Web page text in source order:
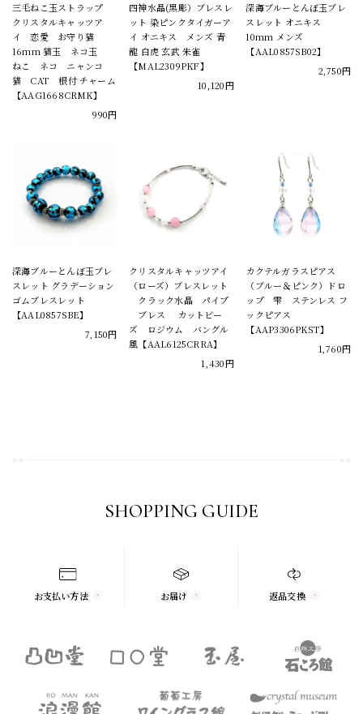
三毛ねこ玉ストラップ
クリスタルキャッツア
イ 恋愛 お守り猫
16mm 猫玉 ネコ玉
ねこ ネコ ニャンコ
猫 CAT 根付 チャーム
【AAG1668CRMK】
990円
四神水晶(黒彫）ブレスレ
ット 染ピンクタイガーア
イ オニキス メンズ 青
龍 白虎 玄武 朱雀
【MAL2309PKF】
10,120円
深海ブルーとんぼ玉ブレ
スレット オニキス
10mm メンズ
【AAL0857SB02】
2,750円
深海ブルーとんぼ玉ブレ
スレット グラデーション
ゴムブレスレット
【AAL0857SBE】
7,150円
クリスタルキャッツアイ
（ローズ）ブレスレット
クラック水晶 パイプ
ブレス カットビー
ズ ロジウム バングル
風【AAL6125CRRA】
1,430円
カクテルガラスピアス
（ブルー＆ピンク）ドロ
ップ 雫 ステンレス フ
ックピアス
【AAP3306PKST】
1,760円
SHOPPING GUIDE
お支払い方法 お届け 返品交換